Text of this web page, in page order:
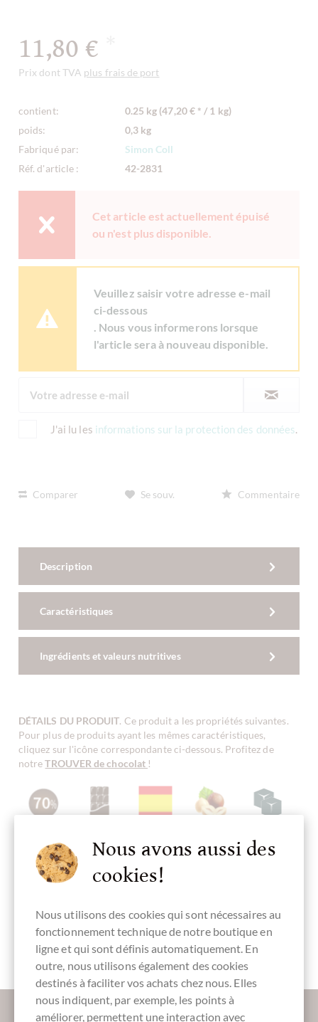
11,80 €
Prix dont TVA plus frais de port
contient:
0.25 kg (47,20 € * / 1 kg)
poids:
0,3 kg
Fabriqué par:
Simon Coll
Réf. d'article :
42-2831
Cet article est actuellement épuisé
ou n'est plus disponible.
Veuillez saisir votre adresse e-mail
ci-dessous
. Nous vous informerons lorsque
l'article sera à nouveau disponible.
J'ai lu les informations sur la protection des données.
Comparer Se souv. Commentaire
Description
Caractéristiques
Ingrédients et valeurs nutritives
DÉTAILS DU PRODUIT. Ce produit a les propriétés suivantes.
Pour plus de produits ayant les mêmes caractéristiques,
cliquez sur l'icône correspondante ci-dessous. Profitez de
notreTROUVER de chocolat !
cacao
70 %
chocolat
entières
Chocolat à la
noisette
sans gluten
Emballage
Tablette de
Plus d'informations sur le bon chocolat?
Nous avons aussi des
cookies!
Nous utilisons des cookies qui sont nécessaires au
fonctionnement technique de notre boutique en
ligne et qui sont définis automatiquement. En
outre, nous utilisons également des cookies
destinés à faciliter vos achats chez nous. Elles
nous indiquent, par exemple, les points à
améliorer, permettent une interaction avec